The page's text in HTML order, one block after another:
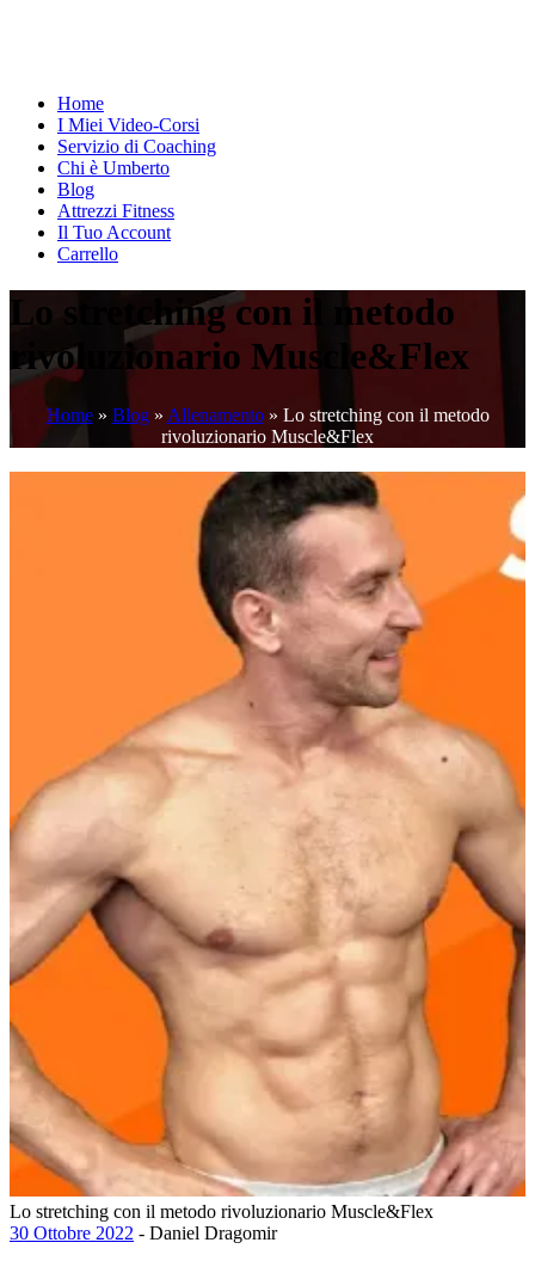
Home
I Miei Video-Corsi
Servizio di Coaching
Chi è Umberto
Blog
Attrezzi Fitness
Il Tuo Account
Carrello
Lo stretching con il metodo
rivoluzionario Muscle&Flex
Home» Blog» Allenamento» Lo stretching con il metodo
rivoluzionario Muscle&Flex
Lo stretching con il metodo rivoluzionario Muscle&Flex
30 Ottobre 2022 - Daniel Dragomir